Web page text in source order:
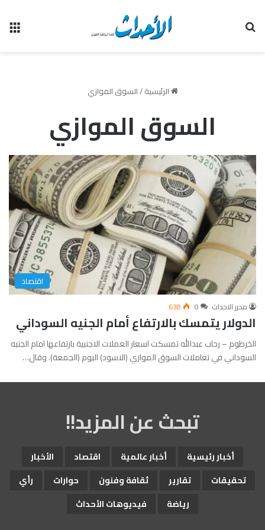
الرئيسية/السوق الموازي
السوق الموازي
اقتصاد
محرر الاحداث 0
638
الدولار يتمسك بالارتفاع أمام الجنيه السوداني
الخرطوم – رحاب عبدالله تمسكت اسعار العملات الاجنبية بارتفاعها امام الجنيه
السوداني في تعاملات السوق الموازي (الاسود) اليوم (الجمعة). وقال…
تبحث عن المزيد!!
أخبار رئيسية أخبار عالمية اقتصاد
الأخبار
تحقيقات
تقارير ثقافة وفنون حوارات
رأي
رياضة
فيديوهات الأحداث